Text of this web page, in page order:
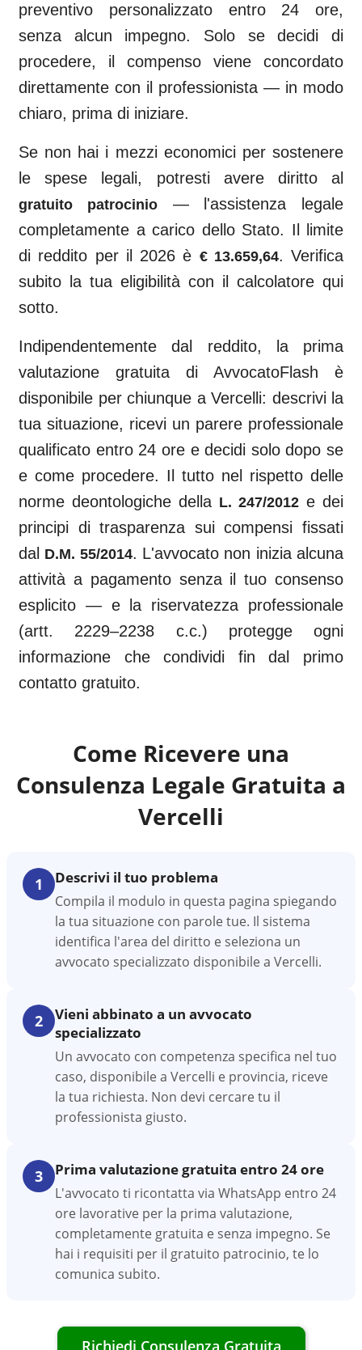
preventivo personalizzato entro 24 ore,
senza alcun impegno. Solo se decidi di
procedere, il compenso viene concordato
direttamente con il professionista — in modo
chiaro, prima di iniziare.
Se non hai i mezzi economici per sostenere
le spese legali, potresti avere diritto al
gratuito patrocinio— l'assistenza legale
completamente a carico dello Stato. Il limite
di reddito per il 2026 è € 13.659,64. Verifica
subito la tua eligibilità con il calcolatore qui
sotto.
Indipendentemente dal reddito, la prima
valutazione gratuita di AvvocatoFlash è
disponibile per chiunque a Vercelli: descrivi la
tua situazione, ricevi un parere professionale
qualificato entro 24 ore e decidi solo dopo se
e come procedere. Il tutto nel rispetto delle
norme deontologiche della L. 247/2012 e dei
principi di trasparenza sui compensi fissati
dal D.M. 55/2014. L'avvocato non inizia alcuna
attività a pagamento senza il tuo consenso
esplicito — e la riservatezza professionale
(artt. 2229–2238 c.c.) protegge ogni
informazione che condividi fin dal primo
contatto gratuito.
Come Ricevere una
Consulenza Legale Gratuita a
Vercelli
1 Descrivi il tuo problema
Compila il modulo in questa pagina spiegando
la tua situazione con parole tue. Il sistema
identifica l'area del diritto e seleziona un
avvocato specializzato disponibile a Vercelli.
2
Vieni abbinato a un avvocato
specializzato
Un avvocato con competenza specifica nel tuo
caso, disponibile a Vercelli e provincia, riceve
la tua richiesta. Non devi cercare tu il
professionista giusto.
3 Prima valutazione gratuita entro 24 ore
L'avvocato ti ricontatta via WhatsApp entro 24
ore lavorative per la prima valutazione,
completamente gratuita e senza impegno. Se
hai i requisiti per il gratuito patrocinio, te lo
comunica subito.
Richiedi Consulenza Gratuita